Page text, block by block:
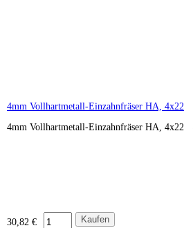
4mm Vollhartmetall-Einzahnfräser HA, 4x22
4mm Vollhartmetall-Einzahnfräser HA, 4x22
30,82 €